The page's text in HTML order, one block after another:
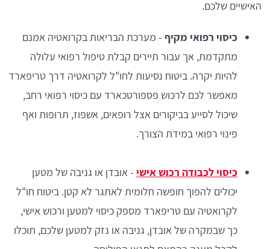
האישיים שלכם.
כיסוי רפואי מקיף - מערכת הבריאות בקרואטיה אמנם
מתקדמת, אך עבור תיירים קבלת טיפול רפואי עלולה
להיות יקרה. ביטוח נסיעות לחו"ל לקרואטיה דרך טריפארד
מאפשר לכם לרכוש פספורטכארד עם כיסוי רפואי רחב,
שיכול לסייע בביקורים אצל רופאים, אשפוז, תרופות ואף
פינוי רפואי במידת הצורך.
כיסוי לכבודה רכוש אישי - אובדן או גניבה של מטען
יכולים להפוך חופשה חלומית לאתגר לא קטן. ביטוח חו"ל
לקרואטיה עם טריפארד מספק כיסוי למטען ורכוש אישי,
כך שבמקרה של אובדן, גניבה או נזק למטען שלכם, תוכלו